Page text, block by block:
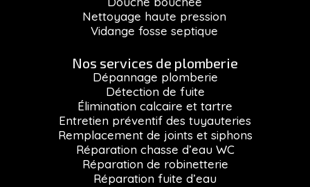
Nettoyage haute pression
Vidange fosse septique
Nos services de plomberie
Dépannage plomberie
Détection de fuite
Élimination calcaire et tartre
Entretien préventif des tuyauteries
Remplacement de joints et siphons
Réparation chasse d’eau WC
Réparation de robinetterie
Réparation fuite d’eau